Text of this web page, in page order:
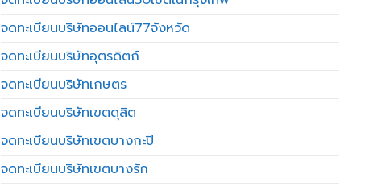
จดทะเบียนบริษัทออนไลน์77จังหวัด
จดทะเบียนบริษัทอุตรดิตถ์
จดทะเบียนบริษัทเกษตร
จดทะเบียนบริษัทเขตดุสิต
จดทะเบียนบริษัทเขตบางกะปิ
จดทะเบียนบริษัทเขตบางรัก